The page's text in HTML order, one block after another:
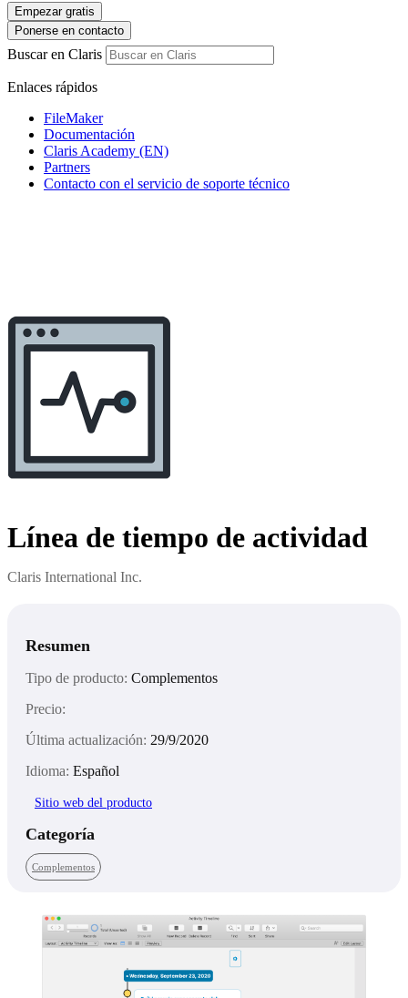
Empezar gratis
Ponerse en contacto
Buscar en Claris
Enlaces rápidos
FileMaker
Documentación
Claris Academy (EN)
Partners
Contacto con el servicio de soporte técnico
Línea de tiempo de actividad
Claris International Inc.
Resumen
Tipo de producto: Complementos
Precio:
Última actualización: 29/9/2020
Idioma: Español
Sitio web del producto
Categoría
Complementos